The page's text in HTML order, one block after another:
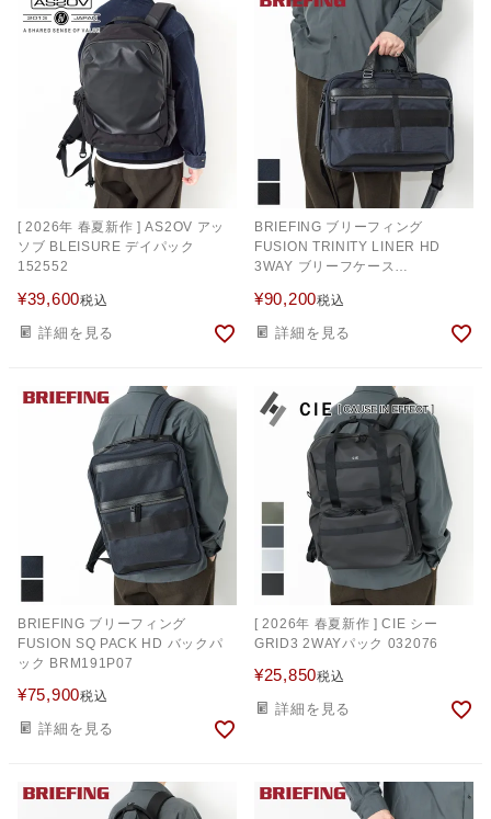
[ 2026年 春夏新作 ] AS2OV アッ
ソブ BLEISURE デイパック
152552
¥39,600税込
詳細を見る
BRIEFING ブリーフィング
FUSION TRINITY LINER HD
3WAY ブリーフケース
¥90,200税込
詳細を見る
BRIEFING ブリーフィング
FUSION SQ PACK HD バックパ
ック BRM191P07
¥75,900税込
詳細を見る
[ 2026年 春夏新作 ] CIE シー
GRID3 2WAYパック 032076
¥25,850税込
詳細を見る